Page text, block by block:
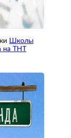
Школы
на ТНТ